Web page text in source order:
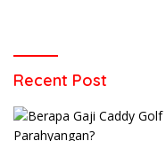
Recent Post